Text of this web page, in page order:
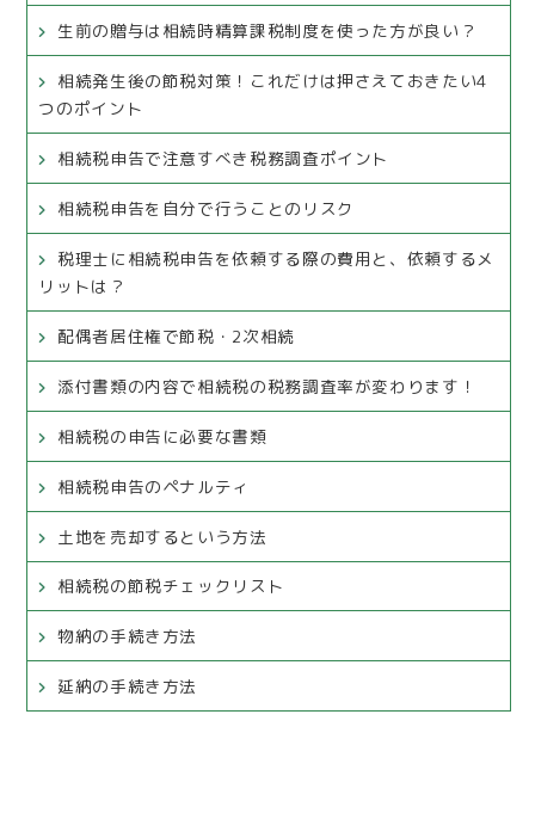
生前の贈与は相続時精算課税制度を使った方が良い？
相続発生後の節税対策！これだけは押さえておきたい4
つのポイント
相続税申告で注意すべき税務調査ポイント
相続税申告を自分で行うことのリスク
税理士に相続税申告を依頼する際の費用と、依頼するメ
リットは？
配偶者居住権で節税・2次相続
添付書類の内容で相続税の税務調査率が変わります！
相続税の申告に必要な書類
相続税申告のペナルティ
土地を売却するという方法
相続税の節税チェックリスト
物納の手続き方法
延納の手続き方法